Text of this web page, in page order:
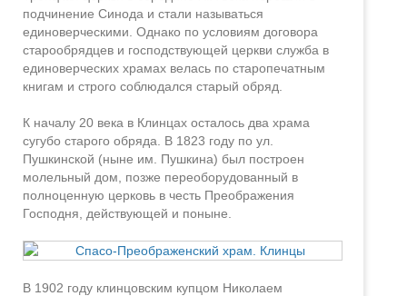
подчинение Синода и стали называться
единоверческими. Однако по условиям договора
старообрядцев и господствующей церкви служба в
единоверческих храмах велась по старопечатным
книгам и строго соблюдался старый обряд.
К началу 20 века в Клинцах осталось два храма
сугубо старого обряда. В 1823 году по ул.
Пушкинской (ныне им. Пушкина) был построен
молельный дом, позже переоборудованный в
полноценную церковь в честь Преображения
Господня, действующей и поныне.
В 1902 году клинцовским купцом Николаем